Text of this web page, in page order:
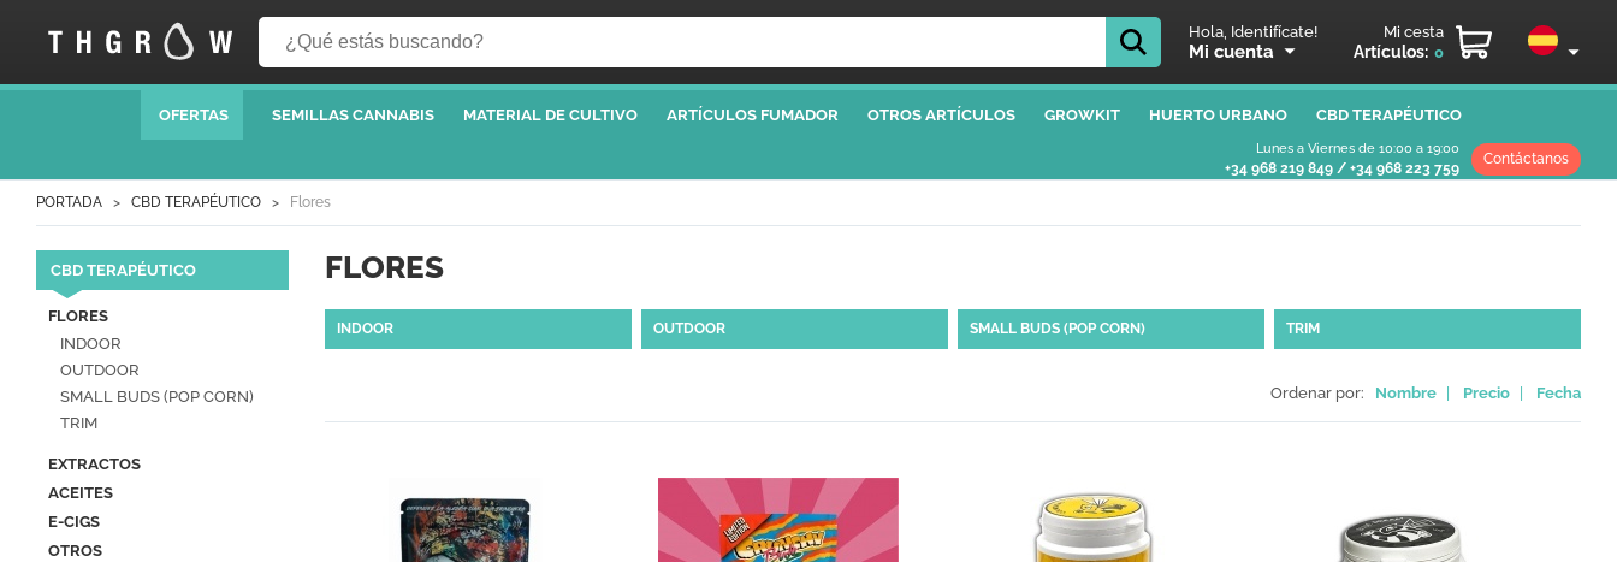
Hola, Identifícate!
Mi cuenta
Mi cesta
Artículos: 0
OFERTAS SEMILLAS CANNABIS MATERIAL DE CULTIVO ARTÍCULOS FUMADOR OTROS ARTÍCULOS GROWKIT HUERTO URBANO CBD TERAPÉUTICO
Lunes a Viernes de 10:00 a 19:00
+34 968 219 849 / +34 968 223 759
Contáctanos
PORTADA CBD TERAPÉUTICO Flores
CBD TERAPÉUTICO
FLORES
INDOOR
OUTDOOR
SMALL BUDS (POP CORN)
TRIM
EXTRACTOS
ACEITES
E-CIGS
OTROS
FLORES
INDOOR OUTDOOR SMALL BUDS (POP CORN) TRIM
Ordenar por: Nombre Precio Fecha